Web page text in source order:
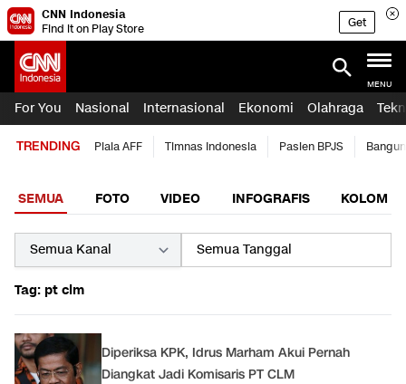
CNN Indonesia
Find it on Play Store
Get
MENU
For You Nasional Internasional Ekonomi Olahraga
TRENDING Piala AFF Timnas Indonesia Pasien BPJS
SEMUA FOTO VIDEO INFOGRAFIS KOLOM
Tag: pt clm
Diperiksa KPK, Idrus Marham Akui Pernah
Diangkat Jadi Komisaris PT CLM